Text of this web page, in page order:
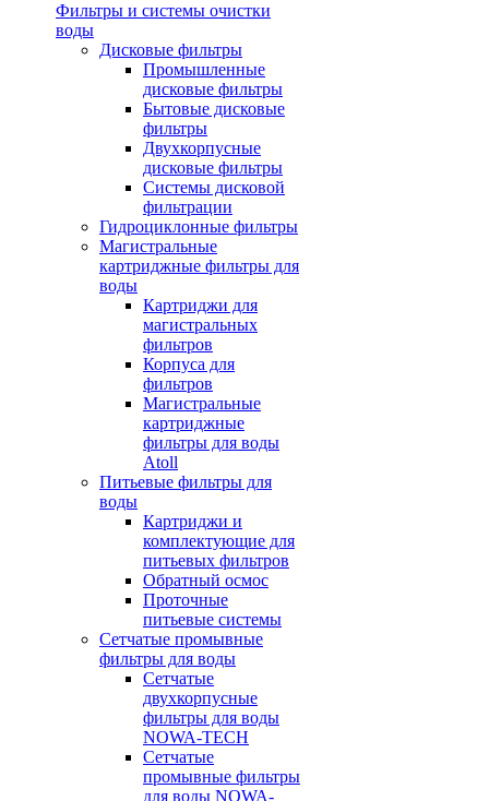
Фильтры и системы очистки
воды
Дисковые фильтры
Промышленные
дисковые фильтры
Бытовые дисковые
фильтры
Двухкорпусные
дисковые фильтры
Системы дисковой
фильтрации
Гидроциклонные фильтры
Магистральные
картриджные фильтры для
воды
Картриджи для
магистральных
фильтров
Корпуса для
фильтров
Магистральные
картриджные
фильтры для воды
Atoll
Питьевые фильтры для
воды
Картриджи и
комплектующие для
питьевых фильтров
Обратный осмос
Проточные
питьевые системы
Сетчатые промывные
фильтры для воды
Сетчатые
двухкорпусные
фильтры для воды
NOWA-TECH
Сетчатые
промывные фильтры
для воды NOWA-